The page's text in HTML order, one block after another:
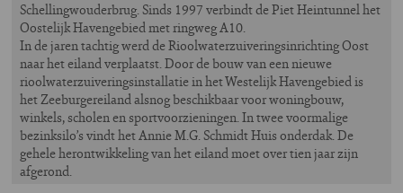
Schellingwouderbrug. Sinds 1997 verbindt de Piet Heintunnel het
Oostelijk Havengebied met ringweg A10.
In de jaren tachtig werd de Rioolwaterzuiveringsinrichting Oost
naar het eiland verplaatst. Door de bouw van een nieuwe
rioolwaterzuiveringsinstallatie in het Westelijk Havengebied is
het Zeeburgereiland alsnog beschikbaar voor woningbouw,
winkels, scholen en sportvoorzieningen. In twee voormalige
bezinksilo’s vindt het Annie M.G. Schmidt Huis onderdak. De
gehele herontwikkeling van het eiland moet over tien jaar zijn
afgerond.